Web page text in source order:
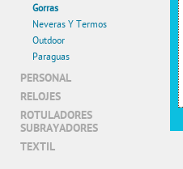
Gorras
Neveras Y Termos
Outdoor
Paraguas
PERSONAL
RELOJES
ROTULADORES
SUBRAYADORES
TEXTIL